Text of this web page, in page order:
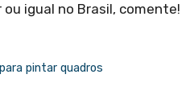
igual no Brasil, comente!
pintar quadros